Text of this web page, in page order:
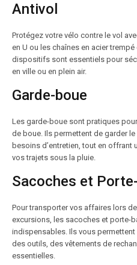
Antivol
Protégez votre vélo contre le vol
en U ou les chaînes en acier
dispositifs sont essentiels pour
en ville ou en plein air.
Garde-boue
Les garde-boue sont pratiques
de boue. Ils permettent de garder
besoins d’entretien, tout en
vos trajets sous la pluie.
Sacoches et
Pour transporter vos affaires lors
excursions, les sacoches et porte-
indispensables. Ils vous
des outils, des vêtements de
essentielles.